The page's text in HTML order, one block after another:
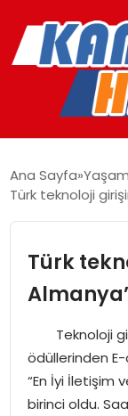
GÜNCEL
MAGAZIN
EKONOMI
SPOR
Ana Sayfa Yaşam
Türk teknoloji
Türk
Teknoloji
ödüllerinden
“En İyi İletişim
birinci oldu.